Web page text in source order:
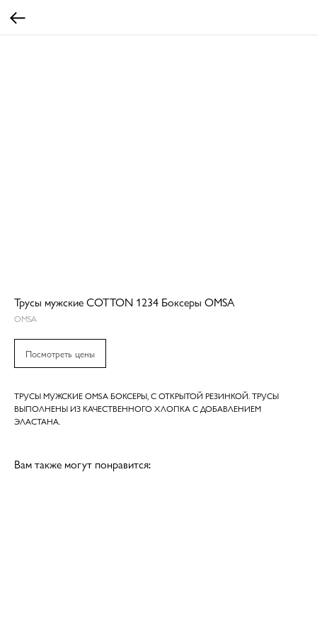
Трусы мужские COTTON 1234 Боксеры OMSA
OMSA
Посмотреть цены
ТРУСЫ МУЖСКИЕ OMSA БОКСЕРЫ, С ОТКРЫТОЙ РЕЗИНКОЙ. ТРУСЫ
ВЫПОЛНЕНЫ ИЗ КАЧЕСТВЕННОГО ХЛОПКА С ДОБАВЛЕНИЕМ
ЭЛАСТАНА.
Вам также могут понравится: